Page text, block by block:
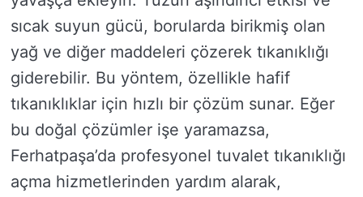
sıcak suyun gücü, borularda birikmiş olan
yağ ve diğer maddeleri çözerek tıkanıklığı
giderebilir. Bu yöntem, özellikle hafif
tıkanıklıklar için hızlı bir çözüm sunar. Eğer
bu doğal çözümler işe yaramazsa,
Ferhatpaşa’da profesyonel tuvalet tıkanıklığı
açma hizmetlerinden yardım alarak,